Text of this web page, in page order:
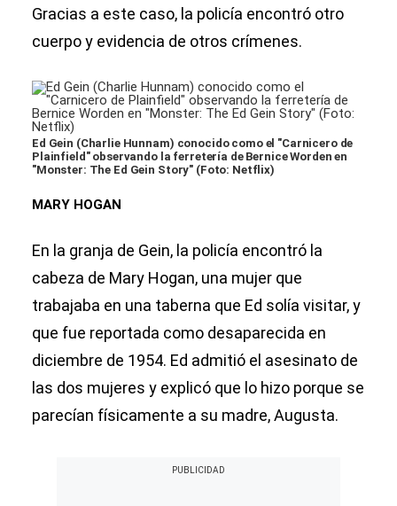
Gracias a este caso, la policía encontró otro
cuerpo y evidencia de otros crímenes.
Ed Gein (Charlie Hunnam) conocido como el "Carnicero de
Plainfield" observando la ferretería de Bernice Worden en
"Monster: The Ed Gein Story" (Foto: Netflix)
MARY HOGAN
En la granja de Gein, la policía encontró la
cabeza de Mary Hogan, una mujer que
trabajaba en una taberna que Ed solía visitar, y
que fue reportada como desaparecida en
diciembre de 1954. Ed admitió el asesinato de
las dos mujeres y explicó que lo hizo porque se
parecían físicamente a su madre, Augusta.